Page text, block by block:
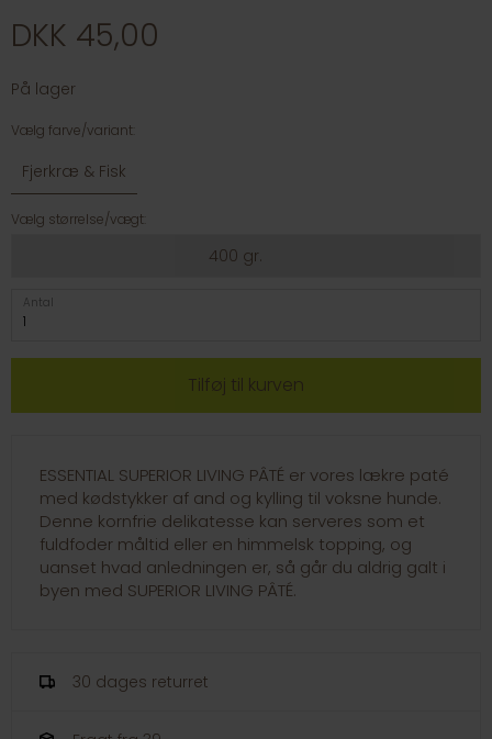
DKK 45,00
På lager
Vælg farve/variant:
Fjerkræ & Fisk
Vælg størrelse/vægt:
400 gr.
Antal
ESSENTIAL SUPERIOR LIVING PÂTÉ er vores lækre paté
med kødstykker af and og kylling til voksne hunde.
Denne kornfrie delikatesse kan serveres som et
fuldfoder måltid eller en himmelsk topping, og
uanset hvad anledningen er, så går du aldrig galt i
byen med SUPERIOR LIVING PÂTÉ.
30 dages returret